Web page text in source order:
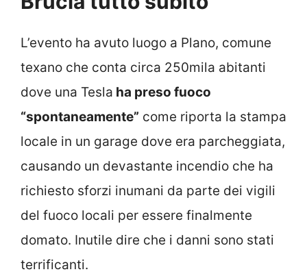
L’evento ha avuto luogo a Plano, comune
texano che conta circa 250mila abitanti
dove una Tesla ha preso fuoco
“spontaneamente” come riporta la stampa
locale in un garage dove era parcheggiata,
causando un devastante incendio che ha
richiesto sforzi inumani da parte dei vigili
del fuoco locali per essere finalmente
domato. Inutile dire che i danni sono stati
terrificanti.